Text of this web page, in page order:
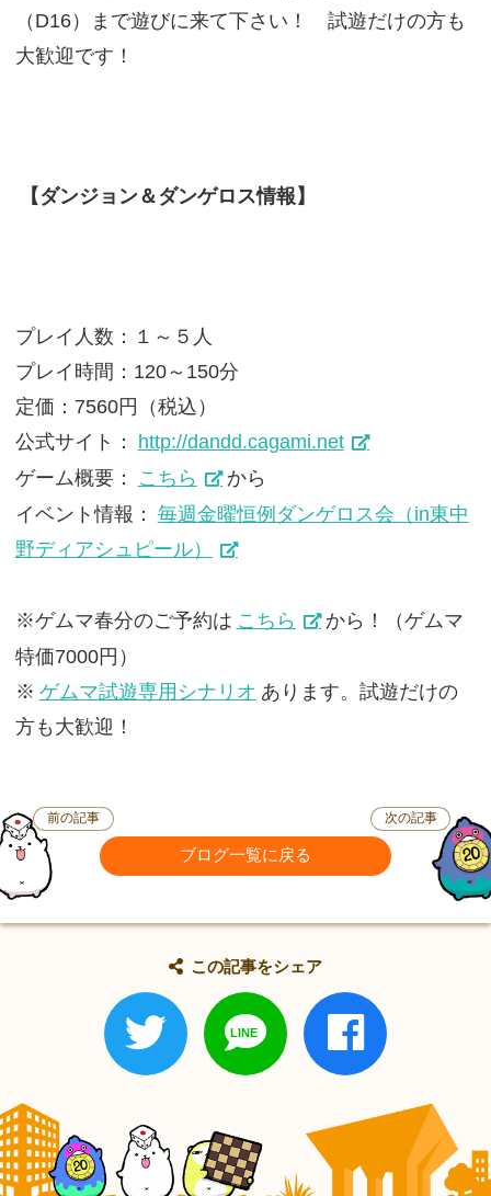
（D16）まで遊びに来て下さい！ 試遊だけの方も
大歓迎です！
【ダンジョン＆ダンゲロス情報】
プレイ人数：１～５人
プレイ時間：120～150分
定価：7560円（税込）
公式サイト：
http://dandd.cagami.net
ゲーム概要：
こちら
から
イベント情報： 毎週金曜恒例ダンゲロス会（in東中
野ディアシュピール）
※ゲムマ春分のご予約は こちら
から！（ゲムマ
特価7000円）
※ ゲムマ試遊専用シナリオ あります。試遊だけの
方も大歓迎！
前の記事
ブログ一覧に戻る
次の記事
この記事をシェア